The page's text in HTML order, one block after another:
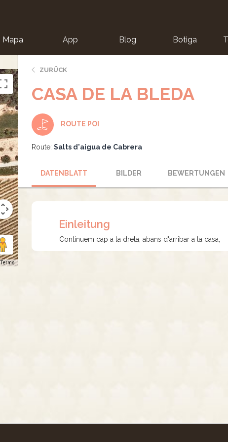
Mapa App Blog Botiga
Terms
ZURÜCK
CASA DE LA BLEDA
ROUTE POI
Route: Salts d'aigua de Cabrera
DATENBLATT BILDER BEWERTUNGEN
Einleitung
Continuem cap a la dreta, abans d'arribar a la casa,